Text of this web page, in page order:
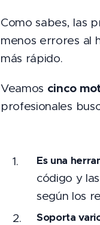
Como sabes, las
menos errores al
más rápido.
Veamos cinco
profesionales
Es una
código y
según los
Soporta